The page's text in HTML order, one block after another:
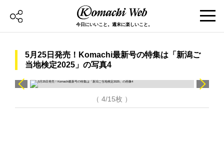
今日にいいこと。週末に楽しいこと。
5月25日発売！Komachi最新号の特集は「新潟ご
当地検定2025」の写真4
（ 4/15枚 ）